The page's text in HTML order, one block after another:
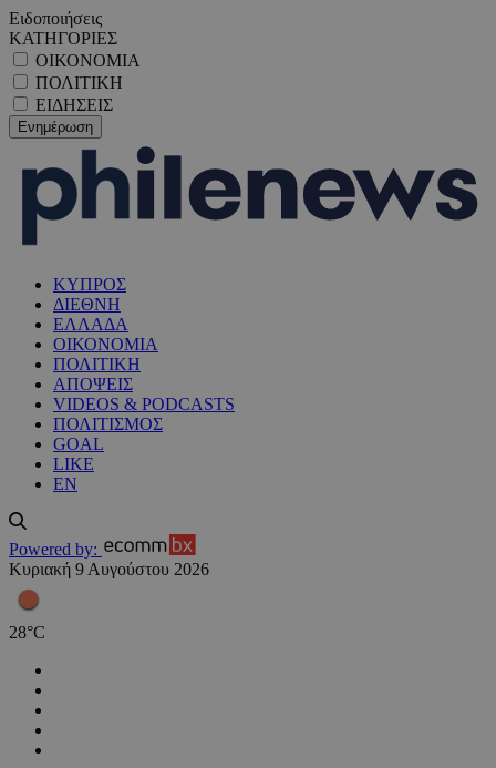
Ειδοποιήσεις
ΚΑΤΗΓΟΡΙΕΣ
ΟΙΚΟΝΟΜΙΑ
ΠΟΛΙΤΙΚΗ
ΕΙΔΗΣΕΙΣ
ΚΥΠΡΟΣ
ΔΙΕΘΝΗ
ΕΛΛΑΔΑ
ΟΙΚΟΝΟΜΙΑ
ΠΟΛΙΤΙΚΗ
ΑΠΟΨΕΙΣ
VIDEOS & PODCASTS
ΠΟΛΙΤΙΣΜΟΣ
GOAL
LIKE
EN
Powered by:
Κυριακή 9 Αυγούστου 2026
28°C